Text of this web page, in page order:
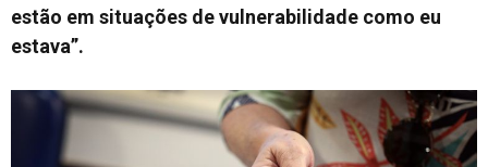
estão em situações de vulnerabilidade como eu
estava”.